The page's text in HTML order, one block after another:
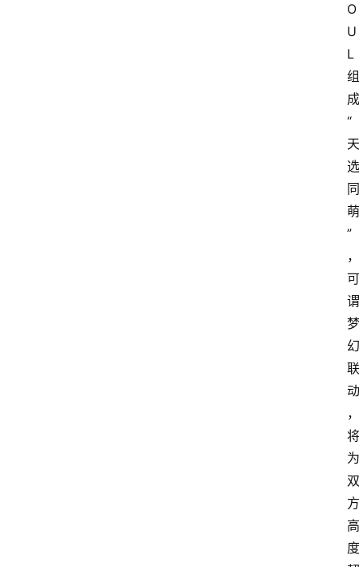
O
U
L
组
成
“
天
选
同
萌
”
，
可
谓
梦
幻
联
动
，
将
为
双
方
高
度